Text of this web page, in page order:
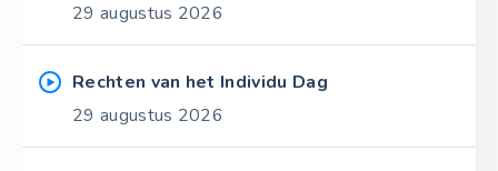
29 augustus 2026
Rechten van het Individu Dag
29 augustus 2026